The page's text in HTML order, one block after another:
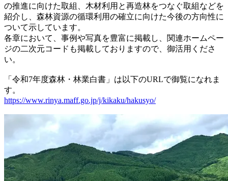
の推進に向けた取組、木材利用と再造林をつなぐ取組などを
紹介し、森林資源の循環利用の確立に向けた今後の方向性に
ついて示しています。
各章において、事例や写真を豊富に掲載し、関連ホームペー
ジの二次元コードも掲載しておりますので、御活用くださ
い。
「令和7年度森林・林業白書」は以下のURLで御覧になれま
す。
https://www.rinya.maff.go.jp/j/kikaku/hakusyo/